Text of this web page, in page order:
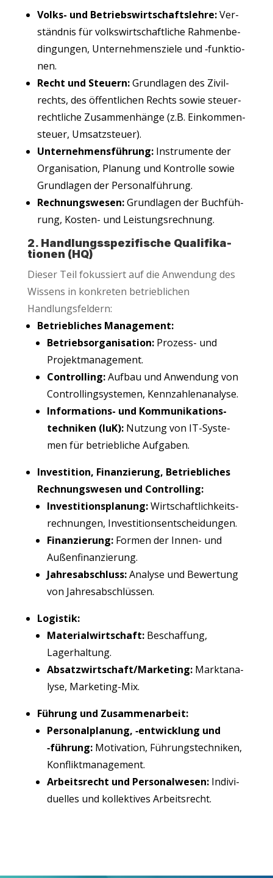
Volks- und Betriebs­wirt­schafts­leh­re:Ver­
ständ­nis für volks­wirt­schaft­li­che Rah­men­be­
din­gun­gen, Unter­neh­mens­zie­le und ‑funk­tio­
nen.
Recht und Steu­ern:Grund­la­gen des Zivil­
rechts, des öffent­li­chen Rechts sowie steu­er­
recht­li­che Zusam­men­hän­ge (z.B. Ein­kom­men­
steu­er, Umsatzsteuer).
Unter­neh­mens­füh­rung:Instru­men­te der
Orga­ni­sa­ti­on, Pla­nung und Kon­trol­le sowie
Grund­la­gen der Personalführung.
Rech­nungs­we­sen:Grund­la­gen der Buch­füh­
rung, Kos­ten- und Leistungsrechnung.
2. Hand­lungs­spe­zi­fi­sche Qua­li­fi­ka­
tio­nen (HQ)
Die­ser Teil fokus­siert auf die Anwen­dung des
Wis­sens in kon­kre­ten betrieb­li­chen
Handlungsfeldern:
Betrieb­li­ches Management:
Betriebs­or­ga­ni­sa­ti­on:Pro­zess- und
Projektmanagement.
Con­trol­ling:Auf­bau und Anwen­dung von
Con­trol­ling­s­ys­te­men, Kennzahlenanalyse.
Infor­ma­ti­ons- und Kom­mu­ni­ka­ti­ons­
tech­ni­ken (IuK):Nut­zung von IT-Sys­te­
men für betrieb­li­che Aufgaben.
Inves­ti­ti­on, Finan­zie­rung, Betrieb­li­ches
Rech­nungs­we­sen und Controlling:
Inves­ti­ti­ons­pla­nung:Wirt­schaft­lich­keits­
rech­nun­gen, Investitionsentscheidungen.
Finan­zie­rung:For­men der Innen- und
Außenfinanzierung.
Jah­res­ab­schluss:Ana­ly­se und Bewer­tung
von Jahresabschlüssen.
Logis­tik:
Mate­ri­al­wirt­schaft:Beschaf­fung,
Lagerhaltung.
Absatzwirtschaft/Marketing:Markt­ana­
ly­se, Marketing-Mix.
Füh­rung und Zusammenarbeit:
Per­so­nal­pla­nung, ‑ent­wick­lung und
‑füh­rung:Moti­va­ti­on, Füh­rungs­tech­ni­ken,
Konfliktmanagement.
Arbeits­recht und Per­so­nal­we­sen:Indi­vi­
du­el­les und kol­lek­ti­ves Arbeitsrecht.